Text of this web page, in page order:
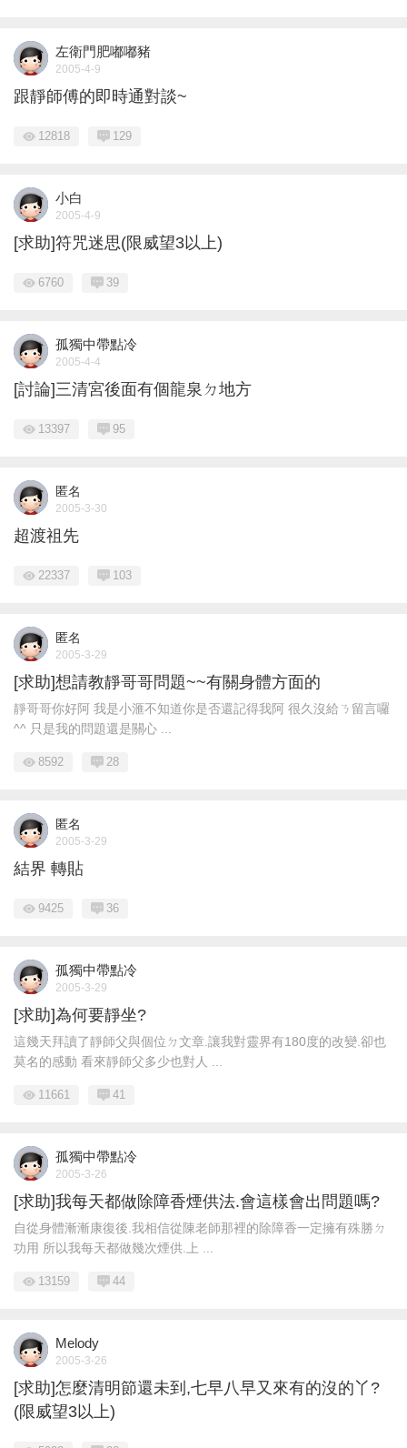
左衛門肥嘟嘟豬
2005-4-9
跟靜師傅的即時通對談~
12818 129
小白
2005-4-9
[求助]符咒迷思(限威望3以上)
6760 39
孤獨中帶點冷
2005-4-4
[討論]三清宮後面有個龍泉ㄉ地方
13397 95
匿名
2005-3-30
超渡祖先
22337 103
匿名
2005-3-29
[求助]想請教靜哥哥問題~~有關身體方面的
靜哥哥你好阿 我是小滙不知道你是否還記得我阿 很久沒給ㄋ留言囉
^^ 只是我的問題還是關心 ...
8592 28
匿名
2005-3-29
結界 轉貼
9425 36
孤獨中帶點冷
2005-3-29
[求助]為何要靜坐?
這幾天拜讀了靜師父與個位ㄉ文章.讓我對靈界有180度的改變.卻也
莫名的感動 看來靜師父多少也對人 ...
11661 41
孤獨中帶點冷
2005-3-26
[求助]我每天都做除障香煙供法.會這樣會出問題嗎?
自從身體漸漸康復後.我相信從陳老師那裡的除障香一定擁有殊勝ㄉ
功用 所以我每天都做幾次煙供.上 ...
13159 44
Melody
2005-3-26
[求助]怎麼清明節還未到,七早八早又來有的沒的丫?
(限威望3以上)